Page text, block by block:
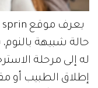
حالة شبيهة
له إلى مرحلة
إطلاق الطبيب أو